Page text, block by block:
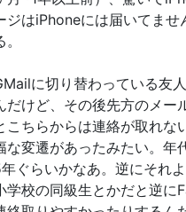
はiPhoneには届いてませ
に切り替わっている友
だけど、その後先方のメー
こちらからは連絡が取れな
変遷があったみたい。年
ぐらいかなあ。逆にそれ
学校の同級生とかだと逆に